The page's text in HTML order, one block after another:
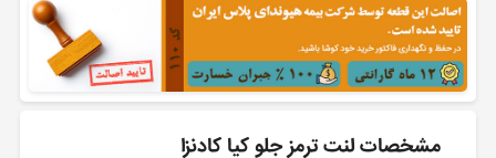
مشخصات لنت ترمز جلو کیا کادنزا